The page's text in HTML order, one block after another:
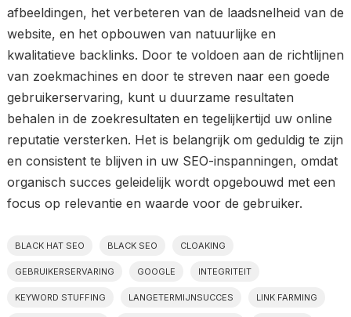
afbeeldingen, het verbeteren van de laadsnelheid van de
website, en het opbouwen van natuurlijke en
kwalitatieve backlinks. Door te voldoen aan de richtlijnen
van zoekmachines en door te streven naar een goede
gebruikerservaring, kunt u duurzame resultaten
behalen in de zoekresultaten en tegelijkertijd uw online
reputatie versterken. Het is belangrijk om geduldig te zijn
en consistent te blijven in uw SEO-inspanningen, omdat
organisch succes geleidelijk wordt opgebouwd met een
focus op relevantie en waarde voor de gebruiker.
BLACK HAT SEO BLACK SEO CLOAKING
GEBRUIKERSERVARING GOOGLE INTEGRITEIT
KEYWORD STUFFING LANGETERMIJNSUCCES LINK FARMING